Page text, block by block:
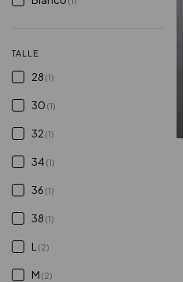
TALLE
28 (1)
30 (1)
32 (1)
34 (1)
36 (1)
38 (1)
L (2)
M (2)